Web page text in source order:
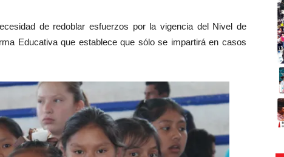
de redoblar esfuerzos por la vigencia del Nivel de
Educativa que establece que sólo se impartirá en casos